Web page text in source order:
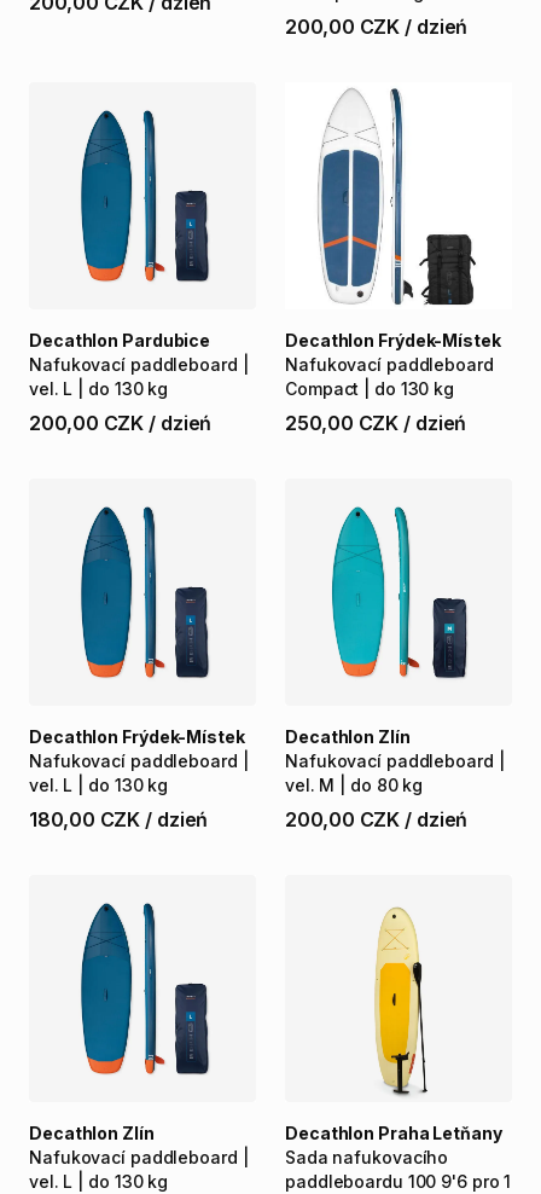
200,00 CZK / dzień
Nafukovací paddleboard
vel. L do 130 kg
Decathlon Pardubice
200,00 CZK / dzień
Nafukovací paddleboard
Compact
do 130 kg
Decathlon Frýdek-Místek
250,00 CZK / dzień
Nafukovací paddleboard
vel. L do 130 kg
Decathlon Frýdek-Místek
180,00 CZK / dzień
Nafukovací paddleboard
vel. M do 80 kg
Decathlon Zlín
200,00 CZK / dzień
Nafukovací paddleboard
vel. L do 130 kg
Decathlon Zlín
Sada nafukovacího
paddleboardu 100 9'6 pro 1
Decathlon Praha Letňany